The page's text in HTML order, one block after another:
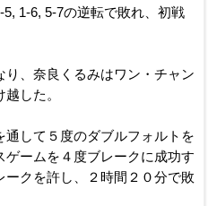
5, 1-6, 5-7の逆転で敗れ、初戦
、奈良くるみはワン・チャン
した。
通して５度のダブルフォルトを
ームを４度ブレークに成功す
ークを許し、２時間２０分で敗